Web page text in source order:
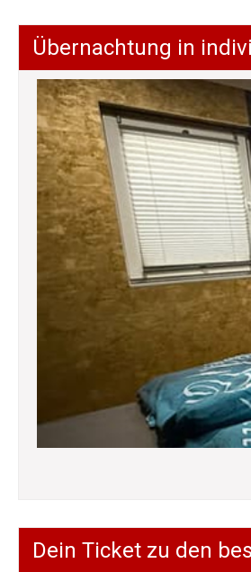
Übernachtung in
Dein Ticket zu den